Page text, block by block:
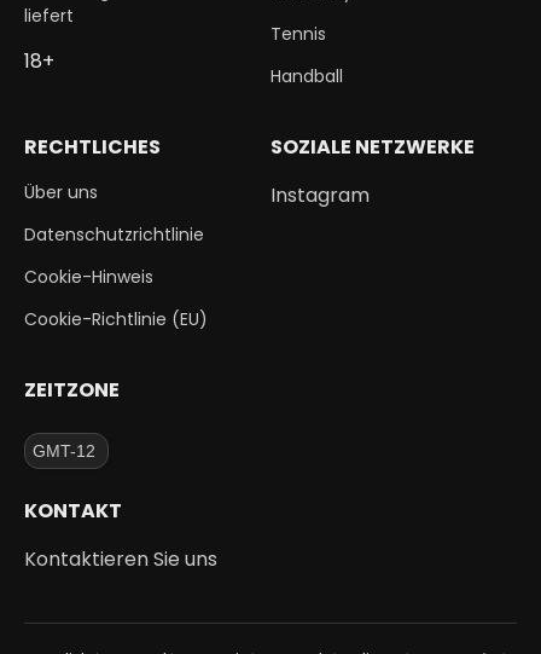
liefert
18+
Tennis
Handball
RECHTLICHES
Über uns
Datenschutzrichtlinie
Cookie-Hinweis
Cookie-Richtlinie (EU)
SOZIALE NETZWERKE
Instagram
ZEITZONE
KONTAKT
Kontaktieren Sie uns